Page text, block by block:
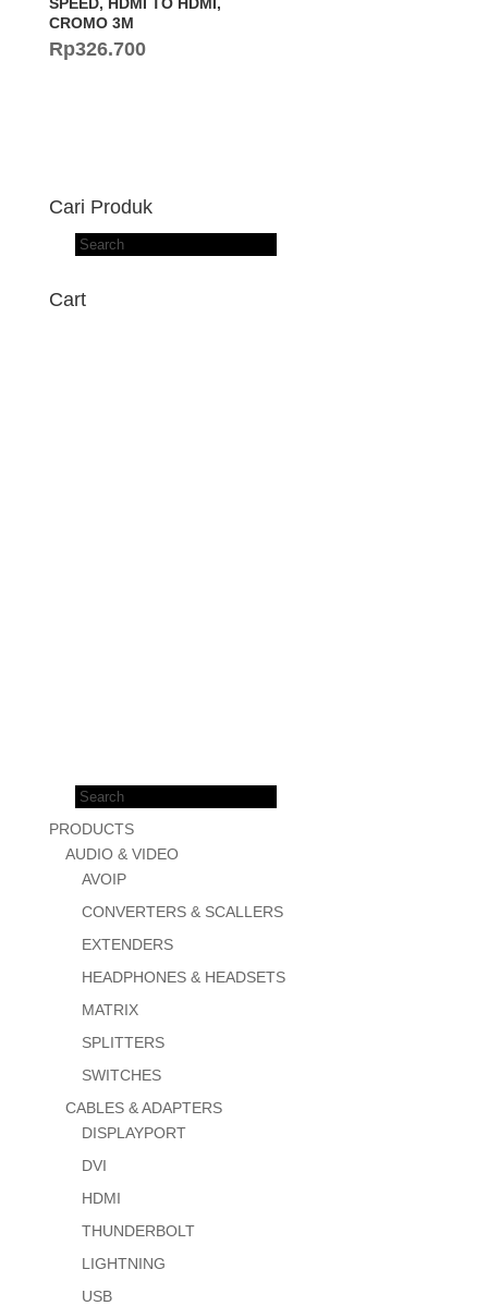
CROMO 3M
Rp326.700
Cari Produk
Products
Cart
Products
PRODUCTS
AUDIO & VIDEO
AVOIP
CONVERTERS & SCALLERS
EXTENDERS
HEADPHONES & HEADSETS
MATRIX
SPLITTERS
SWITCHES
CABLES & ADAPTERS
DISPLAYPORT
DVI
HDMI
THUNDERBOLT
LIGHTNING
USB